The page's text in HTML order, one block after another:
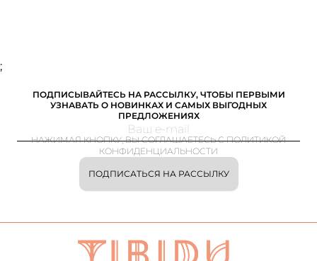
;
ПОДПИСЫВАЙТЕСЬ НА РАССЫЛКУ, ЧТОБЫ ПЕРВЫМИ
УЗНАВАТЬ О НОВИНКАХ И САМЫХ ВЫГОДНЫХ
ПРЕДЛОЖЕНИЯХ
ПОДПИСАТЬСЯ НА РАССЫЛКУ
НАЖИМАЯ КНОПКУ, ВЫ СОГЛАШАЕТЕСЬ С ПОЛИТИКОЙ
КОНФИДЕНЦИАЛЬНОСТИ